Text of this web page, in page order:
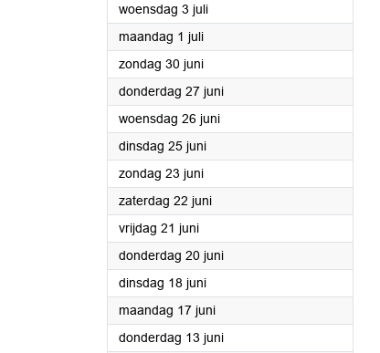
woensdag 3 juli2024
maandag 1 juli2024
zondag 30 juni2024
donderdag 27 juni2024
woensdag 26 juni2024
dinsdag 25 juni2024
zondag 23 juni2024
zaterdag 22 juni2024
vrijdag 21 juni2024
donderdag 20 juni2024
dinsdag 18 juni2024
maandag 17 juni2024
donderdag 13 juni2024